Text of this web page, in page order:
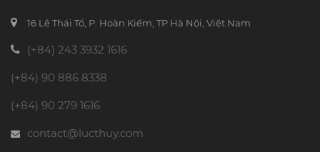
16 Lê Thái Tổ, P. Hoàn Kiếm, TP Hà Nội, Việt Nam
(+84) 243 3932 1616
(+84) 90 886 8338
(+84) 90 279 1616
contact@lucthuy.com